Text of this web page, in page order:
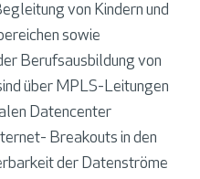
von Kindern und
sowie
Berufsausbildung von
über MPLS-Leitungen
Datencenter
Breakouts in den
der Datenströme